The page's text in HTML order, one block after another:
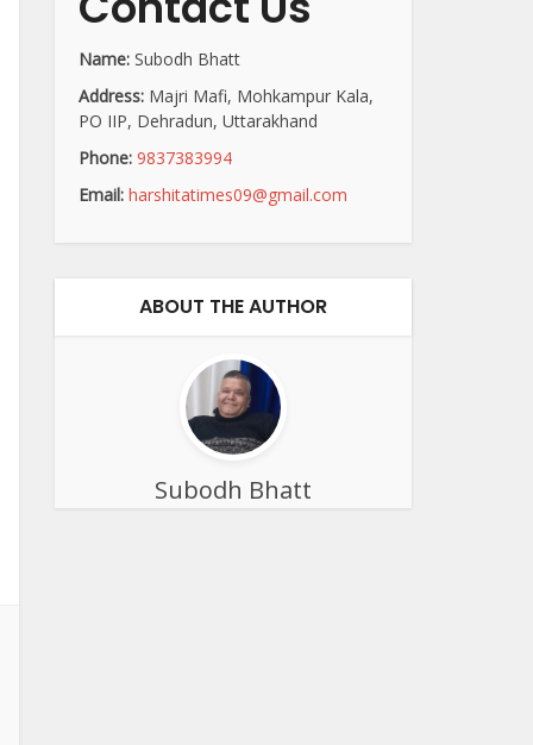
Name: Subodh Bhatt
Address: Majri Mafi, Mohkampur Kala,
PO IIP, Dehradun, Uttarakhand
Phone: 9837383994
Email: harshitatimes09@gmail.com
ABOUT THE AUTHOR
Subodh Bhatt